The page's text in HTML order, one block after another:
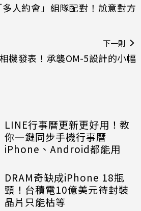
人約會」組隊配對！尬意對方
下一則
機發表！承襲OM-5設計的小幅
LINE行事曆更新更好用！教
你一鍵同步手機行事曆
iPhone、Android都能用
DRAM奇缺成iPhone 18瓶
頸！台積電10億美元待封裝
晶片只能枯等